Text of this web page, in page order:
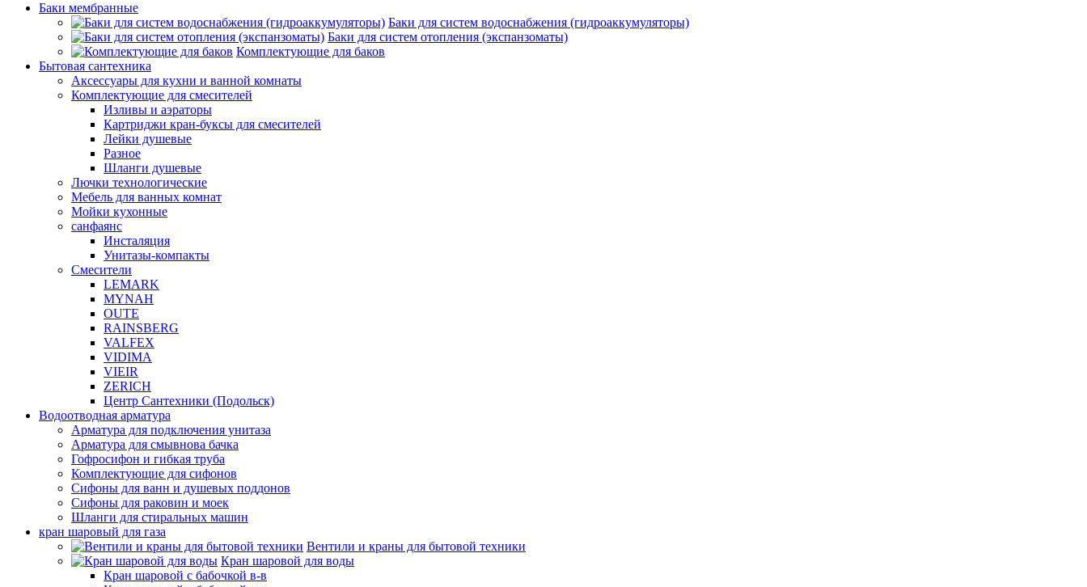
Баки мембранные
Баки для систем водоснабжения (гидроаккумуляторы)
Баки для систем отопления (экспанзоматы)
Комплектующие для баков
Бытовая сантехника
Аксессуары для кухни и ванной комнаты
Комплектующие для смесителей
Изливы и аэраторы
Картриджи кран-буксы для смесителей
Лейки душевые
Разное
Шланги душевые
Лючки технологические
Мебель для ванных комнат
Мойки кухонные
санфаянс
Инсталяция
Унитазы-компакты
Смесители
LEMARK
MYNAH
OUTE
RAINSBERG
VALFEX
VIDIMA
VIEIR
ZERICH
Центр Сантехники (Подольск)
Водоотводная арматура
Арматура для подключения унитаза
Арматура для смывнова бачка
Гофросифон и гибкая труба
Комплектующие для сифонов
Сифоны для ванн и душевых поддонов
Сифоны для раковин и моек
Шланги для стиральных машин
кран шаровый для газа
Вентили и краны для бытовой техники
Кран шаровой для воды
Кран шаровой с бабочкой в-в